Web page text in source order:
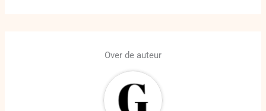
Over de auteur